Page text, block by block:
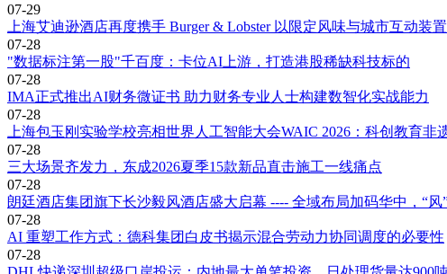
07-29
上海艾迪逊酒店再度携手 Burger & Lobster 以限定风味与城市互动装
07-28
"数据标注第一股"千百度：卡位AI上游，打造港股稀缺科技标的
07-28
IMA正式推出AI财务微证书 助力财务专业人士构建数智化实战能力
07-28
上海包玉刚实验学校亮相世界人工智能大会WAIC 2026：科创教育非
07-28
三大场景齐发力，东成2026夏季15款新品直击施工一线痛点
07-28
朗廷酒店集团旗下长沙毅风酒店盛大启幕 ---- 全域布局加码华中，“风
07-28
AI 重塑工作方式：德科集团白皮书揭示混合劳动力协同调度的必要性
07-28